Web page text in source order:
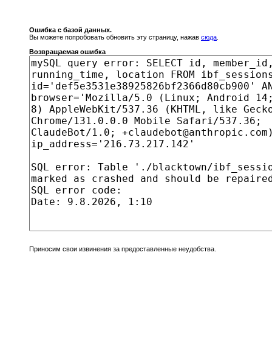
Ошибка с базой данных.
Вы можете попробовать обновить эту страницу, нажав сюда
Возвращаемая ошибка
Приносим свои извинения за предоставленные неудобства.